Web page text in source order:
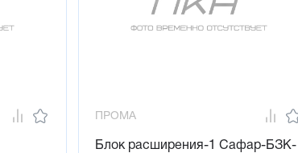
ПРОМА
Блок расширения-1 Сафар-БЗК-